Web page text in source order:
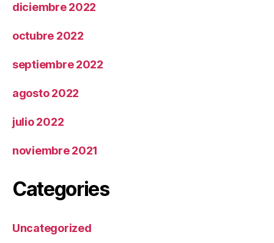
diciembre 2022
octubre 2022
septiembre 2022
agosto 2022
julio 2022
noviembre 2021
Categories
Uncategorized